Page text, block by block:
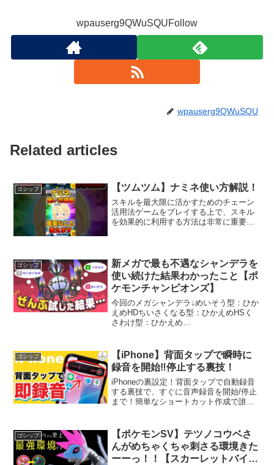
wpauserg9QWuSQUFollow
wpauserg9QWuSQU
Related articles
ゴシップ 【ツムツム】ナミネ使い方解説！
スキルを最大限に活かすためのチェーン
活用法ゲームをプレイする上で、スキル
を効果的に利用する方法は非常に重要で
は、スキル発動前にチェー...
ゴシップ
新メガで最も不遇なシャンデラを
使い続けた結果わかったこと【ポ
ケモンチャンピオンズ】
今回のメガシャンデラ↓めいそう型：ひか
えめHDちいさくなる型：ひかえめHSく
さわけ型：ひかえめ
頃の黒歴史ツイートを次から次にリツイ
ートするアカウントが現れて...
ゴシップ
【iPhone】背面タップで瞬時に
録音を開始‼️停止する裏技！
iPhoneの裏設定！背面タップで自動録音
する裏技で、すぐに音声録音を開始/停止
まで！簡単なショートカット作成で誰で
定をすると最新情報を受け取れます！★
参考になりました...
ゴシップ
【ポケモンSV】テツノコウベさ
んがめちゃくちゃ刺さる環境きた
ーーっ！！【スカーレットバイオ